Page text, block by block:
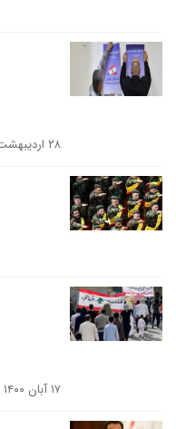
۲۸ اردیبهشت ۱۴۰۱
۱۷ آبان ۱۴۰۰